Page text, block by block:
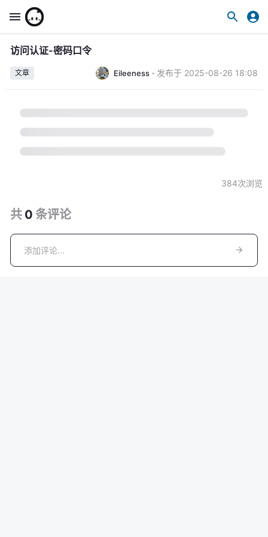
访问认证-密码口令
文章 Eileeness · 发布于 2025-08-26 18:08
384次浏览
共 0 条评论